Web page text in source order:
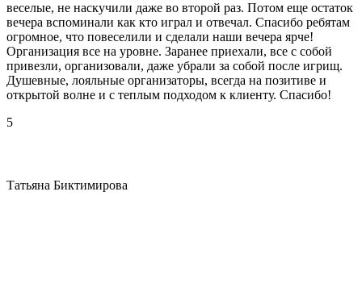
веселые, не наскучили даже во второй раз. Потом еще остаток
вечера вспоминали как кто играл и отвечал. Спасибо ребятам
огромное, что повеселили и сделали наши вечера ярче!
Организация все на уровне. Заранее приехали, все с собой
привезли, организовали, даже убрали за собой после игрищ.
Душевные, лояльные организаторы, всегда на позитиве и
открытой волне и с теплым подходом к клиенту. Спасибо!
5
Татьяна Биктимирова